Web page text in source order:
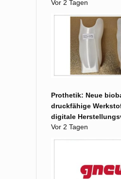
Vor 2 Tagen
Prothetik: Neue
druckfähige
digitale
Vor 2 Tagen